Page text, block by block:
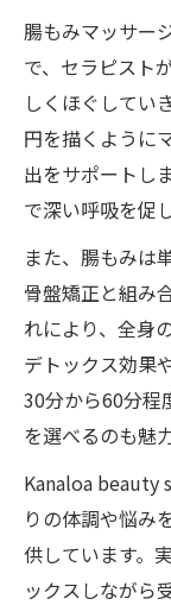
腸もみマッサー
で、セラピスト
しくほぐしてい
円を描くように
出をサポートし
で深い呼吸を促
また、腸もみは
骨盤矯正と組み
れにより、全身
デトックス効果
30分から60分程
を選べるのも魅
Kanaloa beauty
りの体調や悩み
供しています。
ックスしながら